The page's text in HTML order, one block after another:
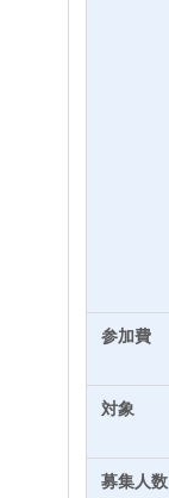
参加費
対象
募集人数